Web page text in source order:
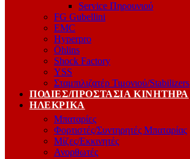
Service Πηρουνιού
FG Gubellini
EMC
Hyperpro
Öhlins
Shock Factory
YSS
Σταμπιλιζατέρ Τιμονιού/Stabilizers
ΠΟΔΙΈΣ/ΠΡΟΣΤΑΣΊΑ ΚΙΝΗΤΉΡΑ
ΗΛΕΚΡΙΚΆ
Μπαταρίες
Φορτιστές/Συντηρητές Μπαταρίας
Μίζες/Εκκινητές
Ανορθωτές